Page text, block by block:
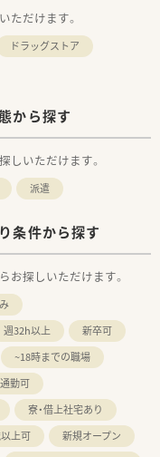
ただけます。
ドラッグストア
から探す
しいただけます。
派遣
条件から探す
お探しいただけます。
週32h以上
新卒可
~18時までの職場
勤可
寮・借上社宅あり
上可
新規オープン